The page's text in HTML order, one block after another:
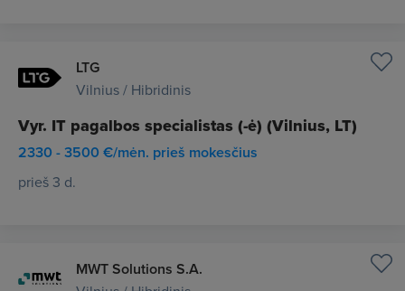
LTG
Vilnius / Hibridinis
Vyr. IT pagalbos specialistas (-ė) (Vilnius, LT)
2330 - 3500 €/mėn. prieš mokesčius
prieš 3 d.
MWT Solutions S.A.